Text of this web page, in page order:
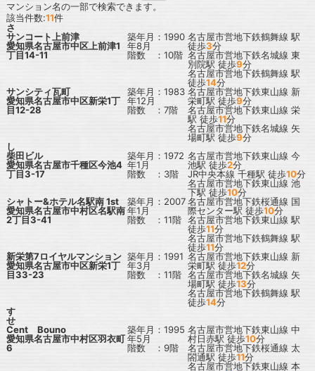
マンション名の一部で検索できます。
該当件数:11件
さ
サンコート上前津
愛知県名古屋市中区上前津1
丁目14-11
築年月：1990
年8月
階数 ：10階
名古屋市営地下鉄鶴舞線 駅
徒歩3分
名古屋市営地下鉄名城線 東
別院駅 徒歩9分
名古屋市営地下鉄鶴舞線 駅
徒歩14分
サンシティ瓦町
愛知県名古屋市中区新栄1丁
目12-28
築年月：1983
年12月
階数 ：7階
名古屋市営地下鉄東山線 新
栄町駅 徒歩9分
名古屋市営地下鉄東山線 栄
駅 徒歩11分
名古屋市営地下鉄名城線 矢
場町駅 徒歩9分
し
柴田ビル
愛知県名古屋市千種区今池4
丁目3-17
築年月：1972
年1月
階数 ：3階
名古屋市営地下鉄東山線 今
池駅 徒歩2分
JR中央本線 千種駅 徒歩10分
名古屋市営地下鉄東山線 池
下駅 徒歩10分
シャトー&ホテル名駅南 1st
愛知県名古屋市中村区名駅南
2丁目3-41
築年月：2007
年1月
階数 ：11階
名古屋市営地下鉄桜通線 国
際センター駅 徒歩10分
名古屋市営地下鉄東山線 駅
徒歩11分
名古屋市営地下鉄鶴舞線 駅
徒歩11分
新栄第7ロイヤルマンション
愛知県名古屋市中区新栄1丁
目33-23
築年月：1991
年3月
階数 ：11階
名古屋市営地下鉄東山線 新
栄町駅 徒歩12分
名古屋市営地下鉄名城線 矢
場町駅 徒歩13分
名古屋市営地下鉄鶴舞線 駅
徒歩14分
す
せ
Cent Bouno
愛知県名古屋市中村区羽衣町
6
築年月：1995
年5月
階数 ：9階
名古屋市営地下鉄東山線 中
村日赤駅 徒歩10分
名古屋市営地下鉄桜通線 太
閤通駅 徒歩11分
名古屋市営地下鉄東山線 本